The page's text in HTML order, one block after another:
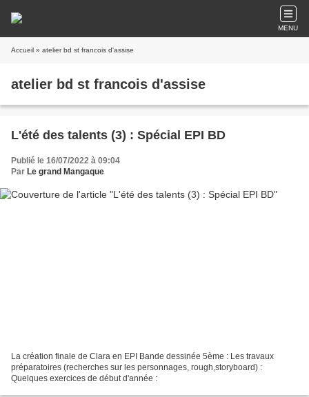
MENU
Accueil » atelier bd st francois d'assise
atelier bd st francois d'assise
L'été des talents (3) : Spécial EPI BD
Publié le 16/07/2022 à 09:04
Par Le grand Mangaque
La création finale de Clara en EPI Bande dessinée 5ème : Les travaux
préparatoires (recherches sur les personnages, rough,storyboard) :
Quelques exercices de début d'année :